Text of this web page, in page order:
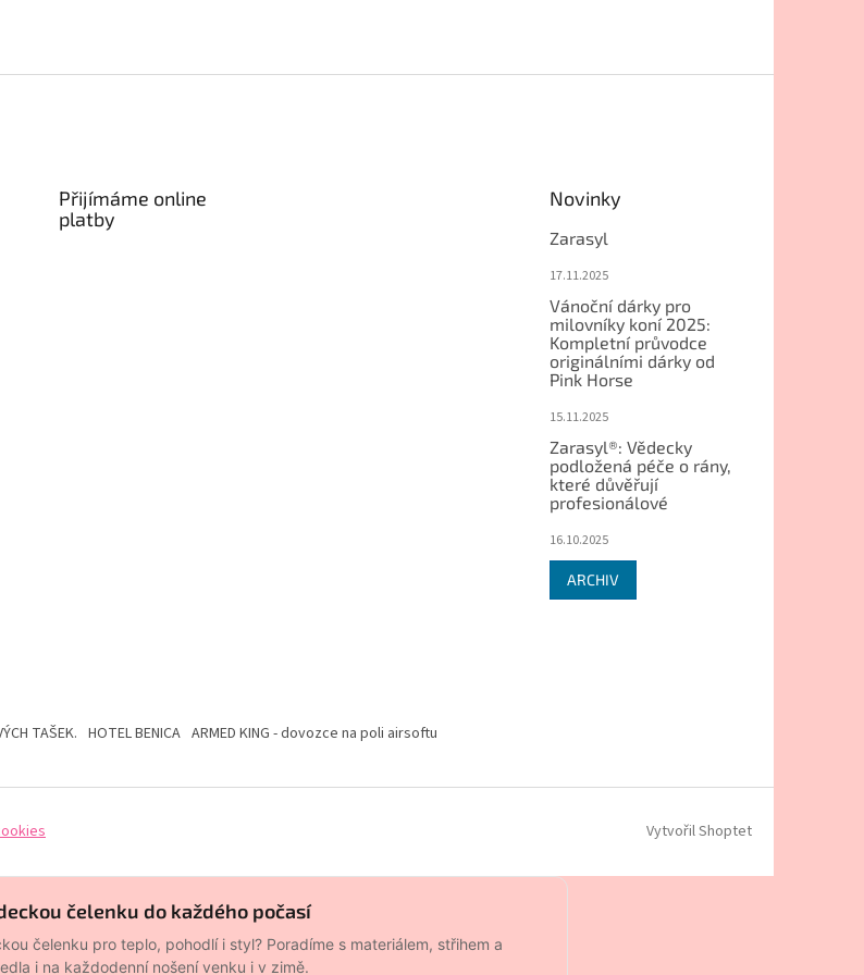
Přijímáme online
platby
Novinky
Zarasyl
17.11.2025
Vánoční dárky pro
milovníky koní 2025:
Kompletní průvodce
originálními dárky od
Pink Horse
15.11.2025
Zarasyl®: Vědecky
podložená péče o rány,
které důvěřují
profesionálové
16.10.2025
ARCHIV
TAŠEK. HOTEL BENICA ARMED KING - dovozce na poli airsoftu
Vytvořil Shoptet
čelenku do každého počasí
čelenku pro teplo, pohodlí i styl? Poradíme s materiálem, střihem a
i na každodenní nošení venku i v zimě.